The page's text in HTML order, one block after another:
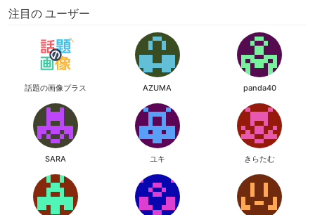
注目の ユーザー
話題の画像プラス AZUMA panda40
SARA ユキ きらたむ